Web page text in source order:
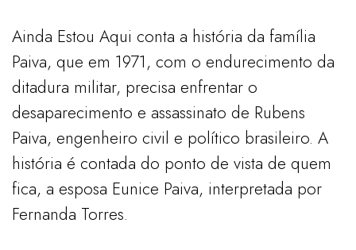
Ainda Estou Aqui conta a história da família
Paiva, que em 1971, com o endurecimento da
ditadura militar, precisa enfrentar o
desaparecimento e assassinato de Rubens
Paiva, engenheiro civil e político brasileiro. A
história é contada do ponto de vista de quem
fica, a esposa Eunice Paiva, interpretada por
Fernanda Torres.